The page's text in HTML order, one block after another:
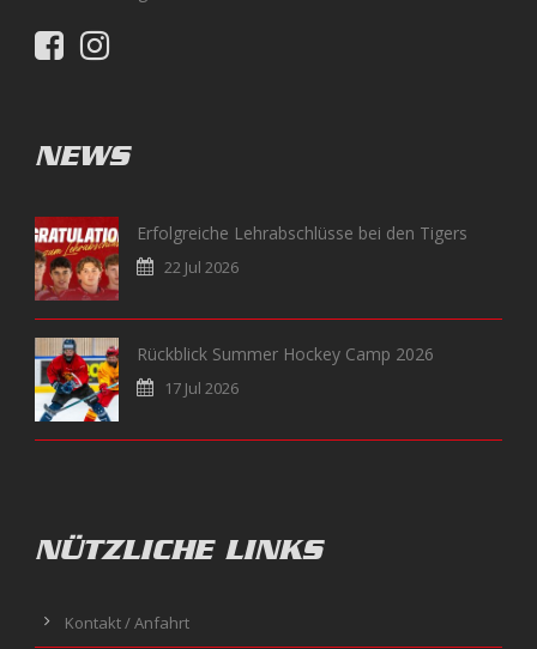
NEWS
Erfolgreiche Lehrabschlüsse bei den Tigers
22 Jul 2026
Rückblick Summer Hockey Camp 2026
17 Jul 2026
NÜTZLICHE LINKS
Kontakt / Anfahrt